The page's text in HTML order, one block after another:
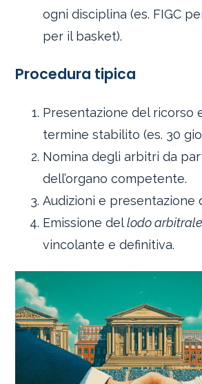
ogni disciplina (es. FIGC
per il basket).
Procedura tipica
Presentazione del ricorso
termine stabilito (es. 30
Nomina degli arbitri da
dell’organo competente.
Audizioni e presentazione
Emissione dellodo arbitrale
vincolante e definitiva.